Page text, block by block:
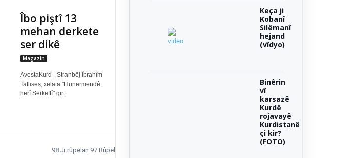
Îbo piştî 13
mehan derkete
ser dikê
Magazîn
AvestaKurd - Stranbêj Îbrahîm
Tatlises, xelata "Hunermendê
herî Serkeftî" girt.
98 Ji rûpelan 97 Rûpel
Keça ji
Kobanî
Silêmanî
hejand
(vîdyo)
Binêrin
vî
karsazê
Kurdê
rojavayê
Kurdistanê
çi kir?
(FOTO)